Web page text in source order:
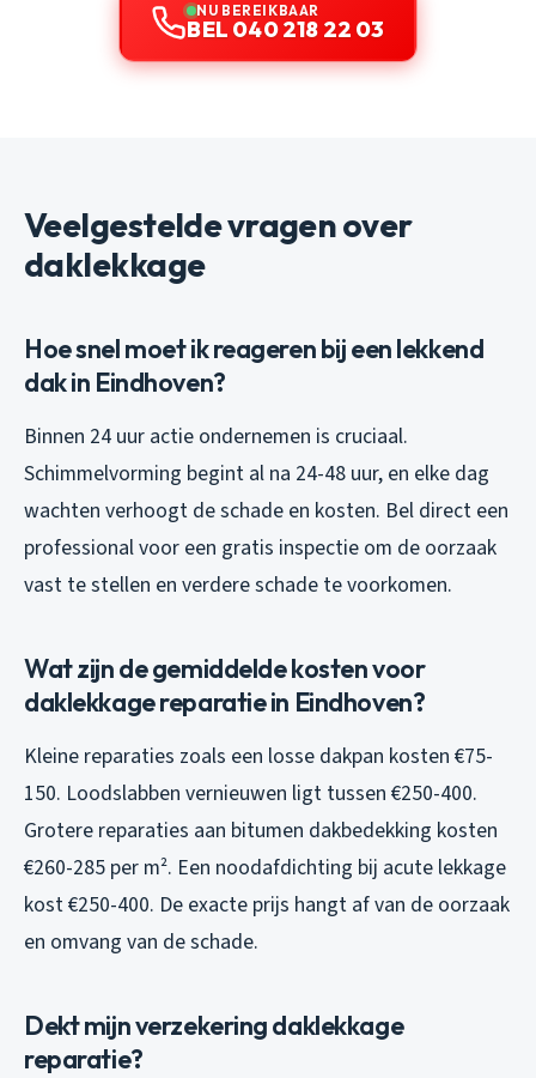
NU BEREIKBAAR
BEL 040 218 22 03
Veelgestelde vragen over
daklekkage
Hoe snel moet ik reageren bij een lekkend
dak in Eindhoven?
Binnen 24 uur actie ondernemen is cruciaal.
Schimmelvorming begint al na 24-48 uur, en elke dag
wachten verhoogt de schade en kosten. Bel direct een
professional voor een gratis inspectie om de oorzaak
vast te stellen en verdere schade te voorkomen.
Wat zijn de gemiddelde kosten voor
daklekkage reparatie in Eindhoven?
Kleine reparaties zoals een losse dakpan kosten €75-
150. Loodslabben vernieuwen ligt tussen €250-400.
Grotere reparaties aan bitumen dakbedekking kosten
€260-285 per m². Een noodafdichting bij acute lekkage
kost €250-400. De exacte prijs hangt af van de oorzaak
en omvang van de schade.
Dekt mijn verzekering daklekkage
reparatie?